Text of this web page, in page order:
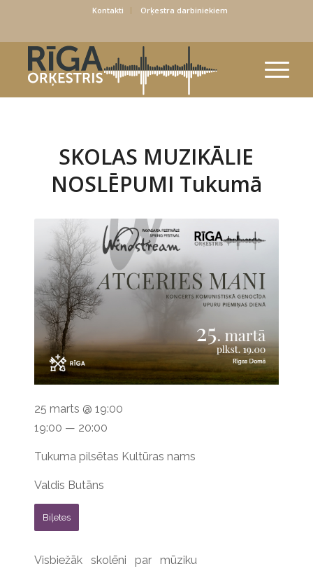
Kontakti Orķestra darbiniekiem
SKOLAS MUZIKĀLIE
NOSLĒPUMI Tukumā
Visbiežāk skolēni par mūziku
25 marts @ 19:00
19:00 — 20:00
Tukuma pilsētas Kultūras nams
Valdis Butāns
Biļetes